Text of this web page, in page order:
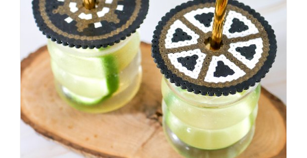
#makeover
#badezimmerdesign
#renovieren
#altbau